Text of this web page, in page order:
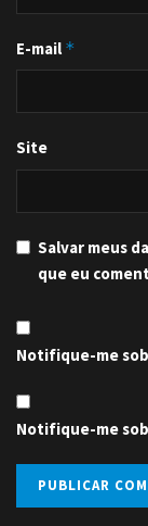
E-mail *
Site
Salvar meus
que eu
Notifique-me
Notifique-me